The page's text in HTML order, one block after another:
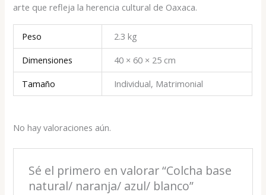
arte que refleja la herencia cultural de Oaxaca.
Peso
2.3 kg
Dimensiones
40 × 60 × 25 cm
Tamaño
Individual, Matrimonial
No hay valoraciones aún.
Sé el primero en valorar “Colcha base
natural/ naranja/ azul/ blanco”